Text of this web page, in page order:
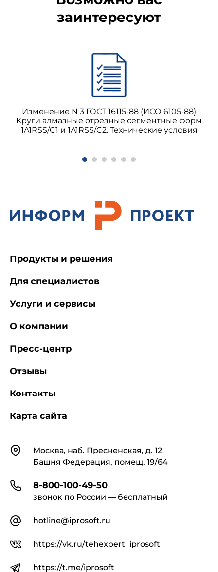
заинтересуют
Изменение N 3 ГОСТ 16115-88 (ИСО 6105-88)
Круги алмазные отрезные сегментные форм
1A1RSS/C1 и 1A1RSS/C2. Технические условия
КонтактыМосква, наб. Пресненская, д. 12,
Башня Федерация, помещ. 19/64
8-800-100-49-50
звонок по России — бесплатный
hotline@iprosoft.ru
https://vk.ru/tehexpert_iprosoft
https://t.me/iprosoft
Продукты и решения
Для специалистов
Услуги и сервисы
О компании
Пресс-центр
Отзывы
Контакты
Карта сайта